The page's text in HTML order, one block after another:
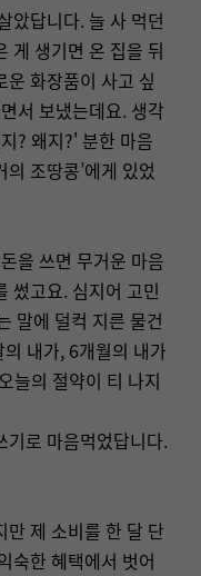
았답니다. 늘 사 먹던
게 생기면 온 집을 뒤
화장품이 사고 싶
서 보냈는데요. 생각
? 왜지?' 분한 마음
조땅콩’에게 있었
을 쓰면 무거운 마음
썼고요. 심지어 고민
말에 덜컥 지른 물건
내가, 6개월의 내가
늘의 절약이 티 나지
기로 마음먹었답니다.
만 제 소비를 한 달 단
숙한 혜택에서 벗어